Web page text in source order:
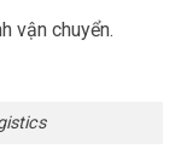
vận chuyển.